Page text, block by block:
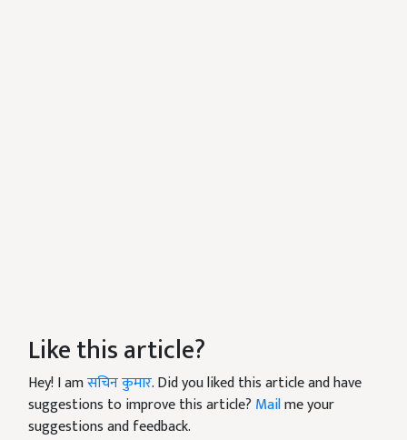
Like this article?
Hey! I amसचिन कुमार. Did you liked this article and have
suggestions to improve this article? Mailme your
suggestions and feedback.